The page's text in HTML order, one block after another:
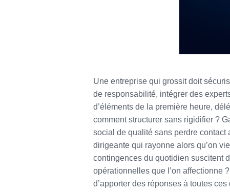
Une entreprise qui grossit doit
de responsabilité, intégrer des
d’éléments de la première heure,
comment structurer sans rigidifier ?
social de qualité sans perdre contact
dirigeante qui rayonne alors qu’on
contingences du quotidien suscitent
opérationnelles que l’on affectionne
d’apporter des réponses à toutes ces